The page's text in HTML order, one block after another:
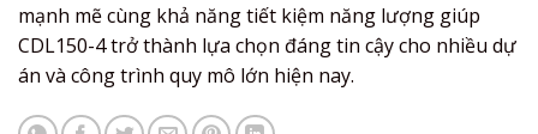
mạnh mẽ cùng khả năng tiết kiệm năng lượng giúp
CDL150-4 trở thành lựa chọn đáng tin cậy cho nhiều dự
án và công trình quy mô lớn hiện nay.